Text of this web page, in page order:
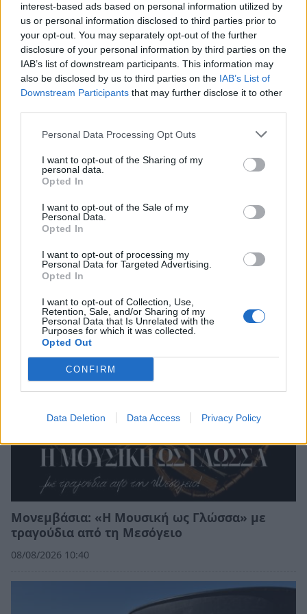
interest-based ads based on personal information utilized by
us or personal information disclosed to third parties prior to
your opt-out. You may separately opt-out of the further
disclosure of your personal information by third parties on the
IAB’s list of downstream participants. This information may
also be disclosed by us to third parties on the IAB’s List of
Downstream Participants that may further disclose it to other
Personal Data Processing Opt Outs
I want to opt-out of the Sharing of my
personal data.
Opted In
I want to opt-out of the Sale of my
Personal Data.
Opted In
I want to opt-out of processing my
Personal Data for Targeted Advertising.
Opted In
I want to opt-out of Collection, Use,
Retention, Sale, and/or Sharing of my
Personal Data that Is Unrelated with the
Purposes for which it was collected.
Opted Out
CONFIRM
Data Deletion Data Access Privacy Policy
Σχετικά Άρθρα
Μονεμβάσια: «Η Μουσική ως Γλώσσα» με
τραγούδια από τη Μεσόγειο
08/08/2026 10:40